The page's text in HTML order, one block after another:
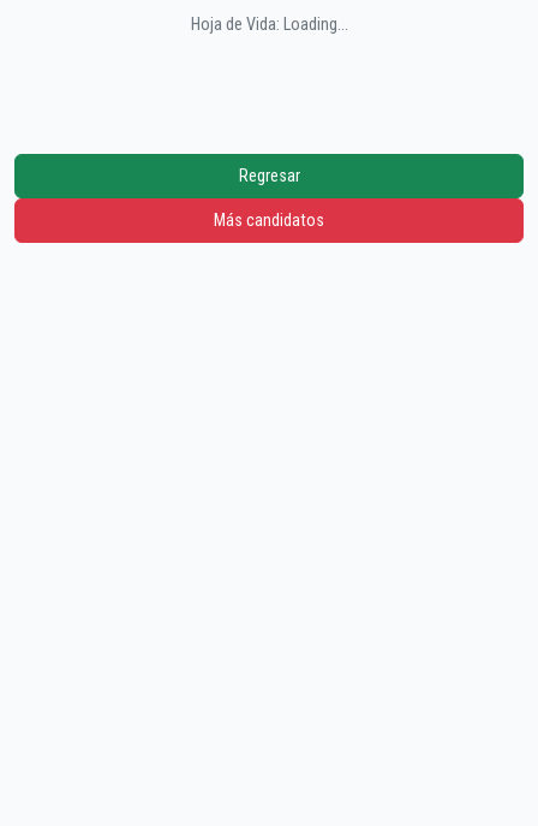
Hoja de Vida: Loading...
Regresar
Más candidatos